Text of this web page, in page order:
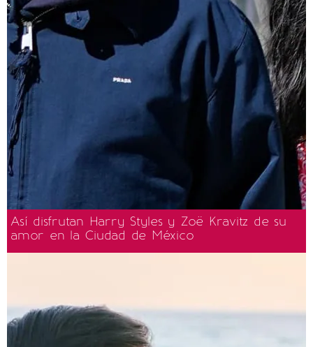
Así disfrutan Harry Styles y Zoë Kravitz de su
amor en la Ciudad de México